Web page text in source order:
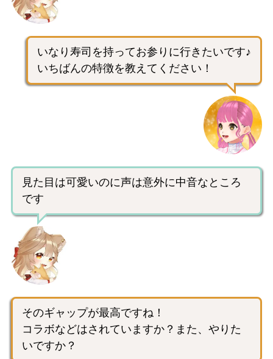
いなり寿司を持ってお参りに行きたいです♪
いちばんの特徴を教えてください！
見た目は可愛いのに声は意外に中音なところ
です
そのギャップが最高ですね！
コラボなどはされていますか？また、やりた
いですか？